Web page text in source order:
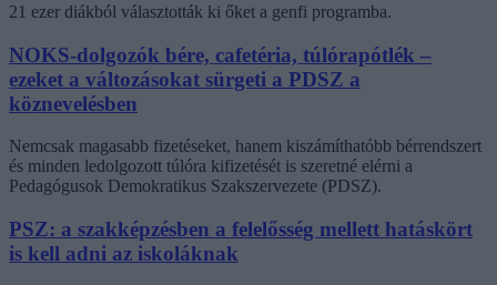
21 ezer diákból választották ki őket a genfi programba.
NOKS-dolgozók bére, cafetéria, túlórapótlék –
ezeket a változásokat sürgeti a PDSZ a
köznevelésben
Nemcsak magasabb fizetéseket, hanem kiszámíthatóbb bérrendszert
és minden ledolgozott túlóra kifizetését is szeretné elérni a
Pedagógusok Demokratikus Szakszervezete (PDSZ).
PSZ: a szakképzésben a felelősség mellett hatáskört
is kell adni az iskoláknak